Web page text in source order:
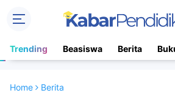
Trending Beasiswa Berita
Home Berita